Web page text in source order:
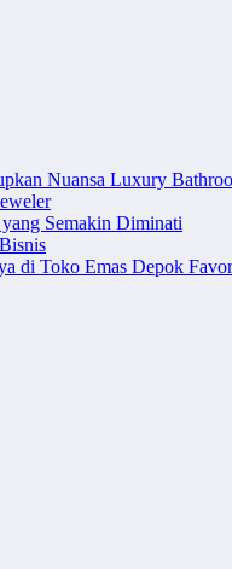
Nuansa Luxury
Semakin Diminati
di Toko Emas Depok